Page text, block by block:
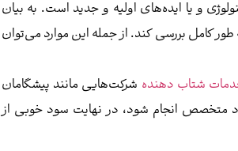
و یا ایده‌های اولیه و جدید است. به بیان
کامل بررسی کند‌. از جمله این موارد می‌توان
شتاب دهنده شرکت‌هایی مانند پیشگامان
متخصص انجام شود، در نهایت سود خوبی از